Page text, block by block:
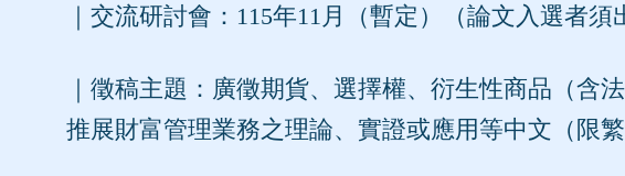
｜交流研討會：115年11月（暫定）（論文入選者須
｜徵稿主題：廣徵期貨、選擇權、衍生性商品（含
推展財富管理業務之理論、實證或應用等中文（限